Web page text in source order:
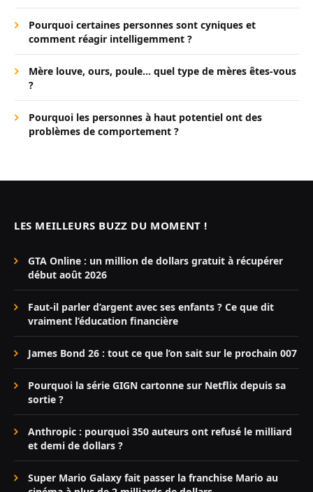
Pourquoi certaines personnes sont cyniques et
comment réagir intelligemment ?
Mère louve, ours, poule… quel type de mères êtes-vous
?
Pourquoi les personnes à haut potentiel ont des
problèmes de comportement ?
LES MEILLEURS BUZZ DU MOMENT !
GTA Online : un million de dollars gratuit à récupérer
début août 2026
Faut-il parler d’argent avec ses enfants ? Ce que dit
vraiment l’éducation financière
James Bond 26 : tout ce que l’on sait sur le prochain 007
Pourquoi la série GIGN cartonne sur Netflix depuis sa
sortie ?
Anthropic : pourquoi 350 auteurs ont refusé le milliard
et demi de dollars ?
Super Mario Galaxy fait passer la franchise Mario au